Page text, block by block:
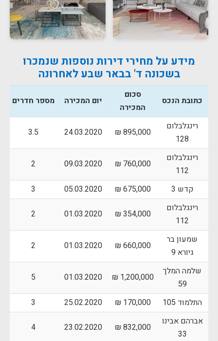
מידע על מחירי דירות נוספות שנמכרו
בשכונה ד' בבאר שבע לאחרונה
כתובת הנכס
סכום
המכירה
יום המכירה מספר חדרים
רינגלבלום
128
895,000 ₪
24.03.2020
3.5
רינגלבלום
112
760,000 ₪
09.03.2020
2
קדש 3 675,000 ₪
05.03.2020
3
רינגלבלום
112
354,000 ₪
01.03.2020
2
שמעון בר
גיורא 9
660,000 ₪
01.03.2020
2
שלמה המלך
59
1,200,000 ₪
01.03.2020
5
התלמוד 105 170,000 ₪
25.02.2020
3
אברהם אבינו
33
832,000 ₪
23.02.2020
4